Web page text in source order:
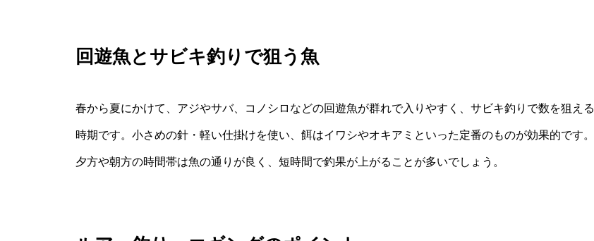
回遊魚とサビキ釣りで狙う魚
春から夏にかけて、アジやサバ、コノシロなどの回遊魚が群れで入りやすく、サビキ釣りで数を狙える
時期です。小さめの針・軽い仕掛けを使い、餌はイワシやオキアミといった定番のものが効果的です。
夕方や朝方の時間帯は魚の通りが良く、短時間で釣果が上がることが多いでしょう。